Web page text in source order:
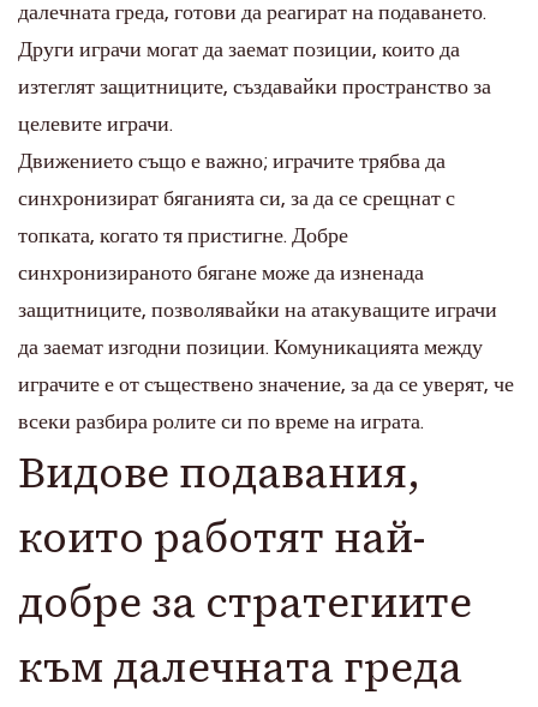
далечната греда, готови да реагират на подаването.
Други играчи могат да заемат позиции, които да
изтеглят защитниците, създавайки пространство за
целевите играчи.
Движението също е важно; играчите трябва да
синхронизират бяганията си, за да се срещнат с
топката, когато тя пристигне. Добре
синхронизираното бягане може да изненада
защитниците, позволявайки на атакуващите играчи
да заемат изгодни позиции. Комуникацията между
играчите е от съществено значение, за да се уверят, че
всеки разбира ролите си по време на играта.
Видове подавания,
които работят най-
добре за стратегиите
към далечната греда